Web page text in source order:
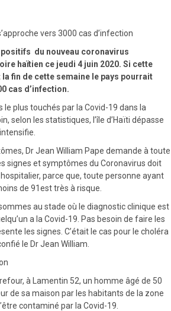
vers 3000 cas d’infection
positifs du nouveau coronavirus
haïtien ce jeudi 4 juin 2020. Si cette
fin de cette semaine le pays pourrait
cas d’infection.
le plus touchés par la Covid-19 dans la
selon les statistiques, l’île d’Haïti dépasse
Dr Jean William Pape demande à toute
signes et symptômes du Coronavirus doit
parce que, toute personne ayant
de 91est très à risque.
au stade où le diagnostic clinique est
a la Covid-19. Pas besoin de faire les
les signes. C’était le cas pour le choléra
le Dr Jean William.
à Lamentin 52, un homme âgé de 50
de sa maison par les habitants de la zone
contaminé par la Covid-19.